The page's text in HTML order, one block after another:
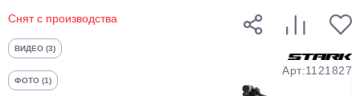
Снят с производства
ВИДЕО (3)
ФОТО (1)
Арт:1121827
График платежей